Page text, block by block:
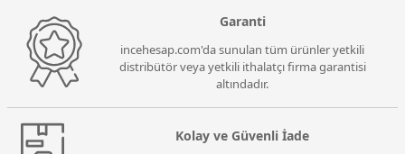
Garanti
incehesap.com'da sunulan tüm ürünler yetkili
distribütör veya yetkili ithalatçı firma garantisi
altındadır.
Kolay ve Güvenli İade